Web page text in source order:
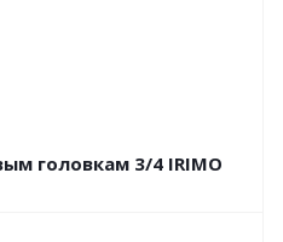
головкам 3/4 IRIMO